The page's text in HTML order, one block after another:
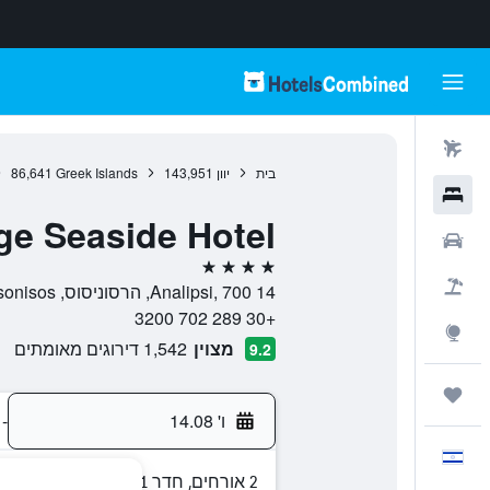
בית יוון 143,951
Greek Islands
86,641
Seaside Hotel
4 כוכבים
Analipsi, 700 14, הרסוניסוס, Chersonisos, יוון
+30 289 702 3200
9.2 מצוין 1,542 דירוגים מאומתים
ו' 14.08 -
2 אורחים, חדר 1